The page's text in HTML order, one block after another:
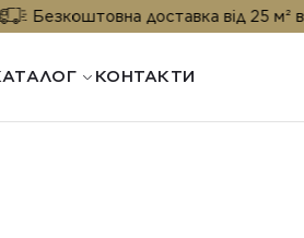
доставка від 25 м² від
КОНТАКТИ